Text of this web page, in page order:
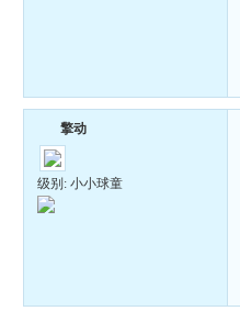
擎动
级别: 小小球童